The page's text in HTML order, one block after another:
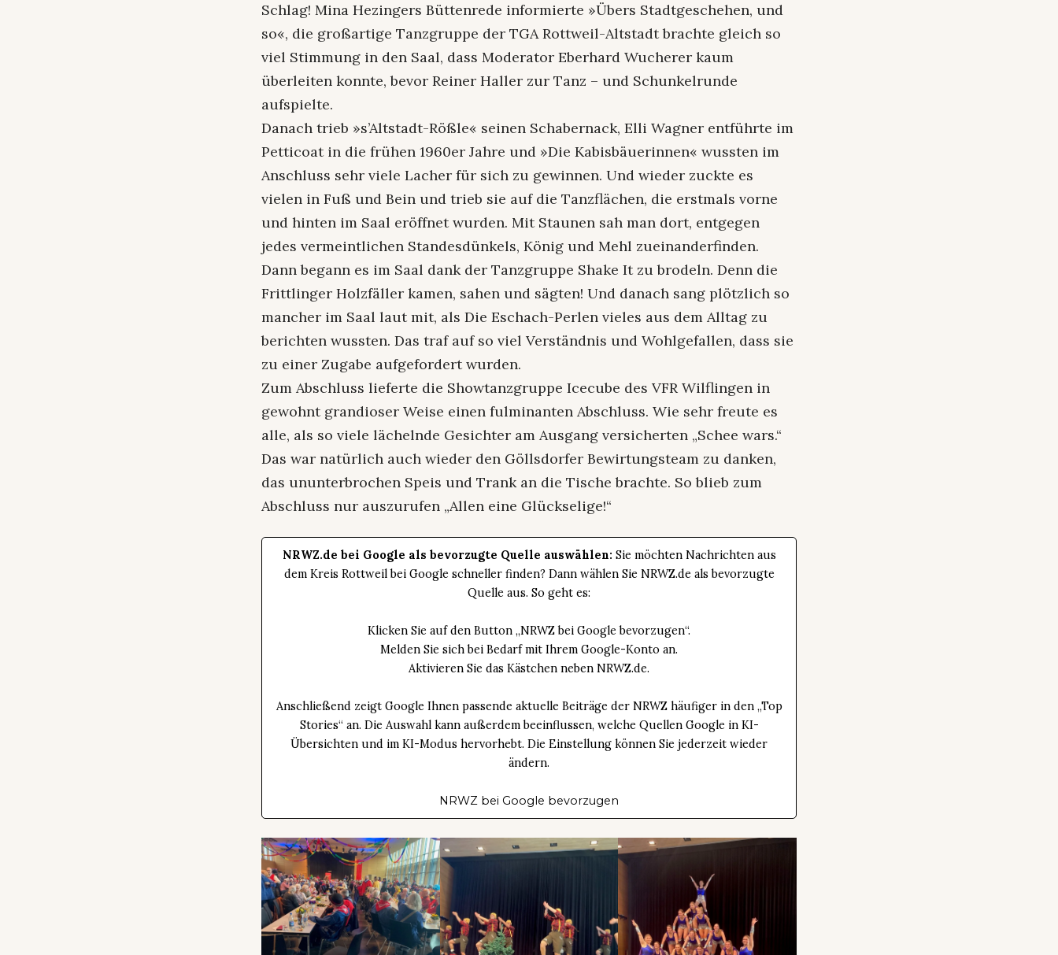
Schlag! Mina Hezingers Büttenrede informierte »Übers Stadtgeschehen, und
so«, die großartige Tanzgruppe der TGA Rottweil-Altstadt brachte gleich so
viel Stimmung in den Saal, dass Moderator Eberhard Wucherer kaum
überleiten konnte, bevor Reiner Haller zur Tanz – und Schunkelrunde
aufspielte.
Danach trieb »s’Altstadt-Rößle« seinen Schabernack, Elli Wagner entführte im
Petticoat in die frühen 1960er Jahre und »Die Kabisbäuerinnen« wussten im
Anschluss sehr viele Lacher für sich zu gewinnen. Und wieder zuckte es
vielen in Fuß und Bein und trieb sie auf die Tanzflächen, die erstmals vorne
und hinten im Saal eröffnet wurden. Mit Staunen sah man dort, entgegen
jedes vermeintlichen Standesdünkels, König und Mehl zueinanderfinden.
Dann begann es im Saal dank der Tanzgruppe Shake It zu brodeln. Denn die
Frittlinger Holzfäller kamen, sahen und sägten! Und danach sang plötzlich so
mancher im Saal laut mit, als Die Eschach-Perlen vieles aus dem Alltag zu
berichten wussten. Das traf auf so viel Verständnis und Wohlgefallen, dass sie
zu einer Zugabe aufgefordert wurden.
Zum Abschluss lieferte die Showtanzgruppe Icecube des VFR Wilflingen in
gewohnt grandioser Weise einen fulminanten Abschluss. Wie sehr freute es
alle, als so viele lächelnde Gesichter am Ausgang versicherten „Schee wars.“
Das war natürlich auch wieder den Göllsdorfer Bewirtungsteam zu danken,
das ununterbrochen Speis und Trank an die Tische brachte. So blieb zum
Abschluss nur auszurufen „Allen eine Glückselige!“
NRWZ.de bei Google als bevorzugte Quelle auswählen: Sie möchten Nachrichten aus
dem Kreis Rottweil bei Google schneller finden? Dann wählen Sie NRWZ.de als bevorzugte
Quelle aus. So geht es:
Klicken Sie auf den Button „NRWZ bei Google bevorzugen“.
Melden Sie sich bei Bedarf mit Ihrem Google-Konto an.
Aktivieren Sie das Kästchen neben NRWZ.de.
Anschließend zeigt Google Ihnen passende aktuelle Beiträge der NRWZ häufiger in den „Top
Stories“ an. Die Auswahl kann außerdem beeinflussen, welche Quellen Google in KI-
Übersichten und im KI-Modus hervorhebt. Die Einstellung können Sie jederzeit wieder
ändern.
NRWZ bei Google bevorzugen